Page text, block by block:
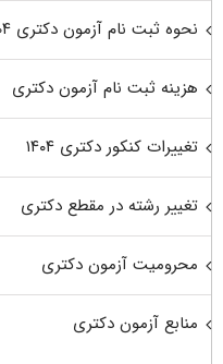
نحوه ثبت نام آزمون دکتری ۱۴۰۴
هزینه ثبت نام آزمون دکتری
تغییرات کنکور دکتری ۱۴۰۴
تغییر رشته در مقطع دکتری
محرومیت آزمون دکتری
منابع آزمون دکتری